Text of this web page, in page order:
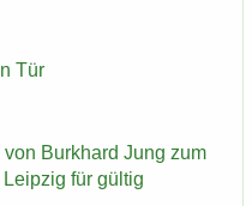
Tür
Burk­hard Jung zum
für gül­tig